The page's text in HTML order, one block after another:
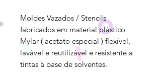
Moldes Vazados / Stencils
fabricados em material plástico
Mylar ( acetato especial ) flexível,
lavável e reutilizável e resistente a
tintas à base de solventes.